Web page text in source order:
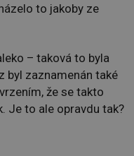
to jakoby ze
– taková to byla
byl zaznamenán také
že se takto
Je to ale opravdu tak?